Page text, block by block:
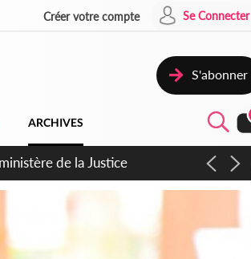
Créer votre compte Se Connecter
S'abonner
ARCHIVES
à soutenir le PND